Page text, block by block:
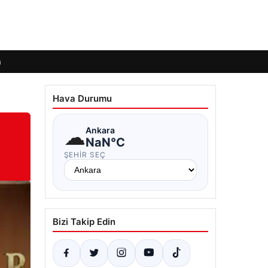
Hava Durumu
☁Ankara
NaN°C
ŞEHIR SEÇ
Bizi Takip Edin